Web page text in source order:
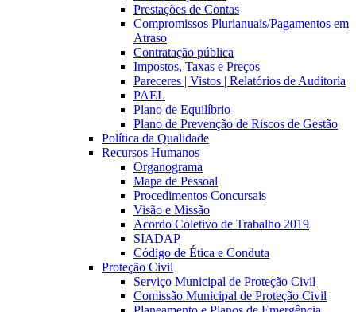
Prestações de Contas
Compromissos Plurianuais/Pagamentos em
Atraso
Contratação pública
Impostos, Taxas e Preços
Pareceres | Vistos | Relatórios de Auditoria
PAEL
Plano de Equilíbrio
Plano de Prevenção de Riscos de Gestão
Política da Qualidade
Recursos Humanos
Organograma
Mapa de Pessoal
Procedimentos Concursais
Visão e Missão
Acordo Coletivo de Trabalho 2019
SIADAP
Código de Ética e Conduta
Proteção Civil
Serviço Municipal de Proteção Civil
Comissão Municipal de Proteção Civil